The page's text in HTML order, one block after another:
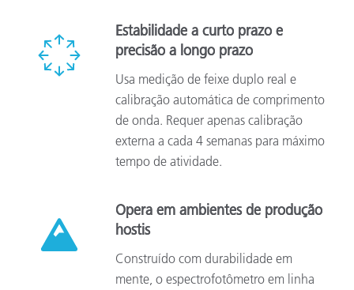
Estabilidade a curto prazo e
precisão a longo prazo
Usa medição de feixe duplo real e
calibração automática de comprimento
de onda. Requer apenas calibração
externa a cada 4 semanas para máximo
tempo de atividade.
Opera em ambientes de produção
hostis
Construído com durabilidade em
mente, o espectrofotômetro em linha